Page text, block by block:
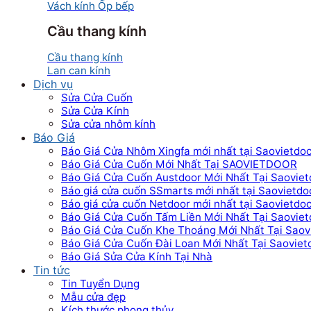
Vách kính Ốp bếp
Cầu thang kính
Cầu thang kính
Lan can kính
Dịch vụ
Sửa Cửa Cuốn
Sửa Cửa Kính
Sửa cửa nhôm kính
Báo Giá
Báo Giá Cửa Nhôm Xingfa mới nhất tại
Báo Giá Cửa Cuốn Mới Nhất Tại SAOVIETDOOR
Báo Giá Cửa Cuốn Austdoor Mới Nhất Tại
Báo giá cửa cuốn SSmarts mới nhất tại
Báo giá cửa cuốn Netdoor mới nhất tại
Báo Giá Cửa Cuốn Tấm Liền Mới Nhất Tại
Báo Giá Cửa Cuốn Khe Thoáng Mới Nhất Tại
Báo Giá Cửa Cuốn Đài Loan Mới Nhất Tại
Báo Giá Sửa Cửa Kính Tại Nhà
Tin tức
Tin Tuyển Dụng
Mẫu cửa đẹp